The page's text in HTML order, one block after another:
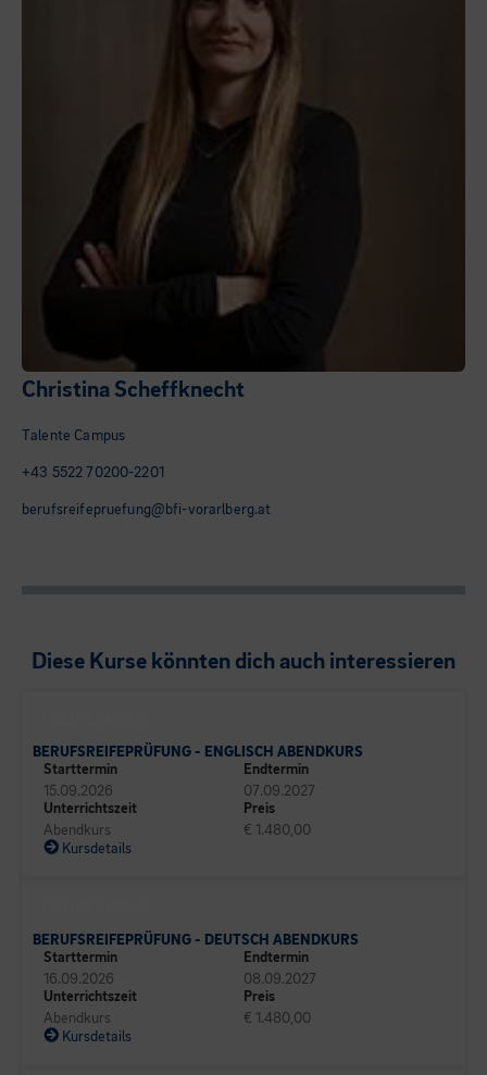
Christina Scheffknecht
Talente Campus
+43 5522 70200-2201
berufsreifepruefung@bfi-vorarlberg.at
Diese Kurse könnten dich auch interessieren
BERUFSREIFEPRÜFUNG - ENGLISCH ABENDKURS
Starttermin
15.09.2026
Endtermin
07.09.2027
Unterrichtszeit
Abendkurs
Preis
€ 1.480,00
Kursdetails
BERUFSREIFEPRÜFUNG - DEUTSCH ABENDKURS
Starttermin
16.09.2026
Endtermin
08.09.2027
Unterrichtszeit
Abendkurs
Preis
€ 1.480,00
Kursdetails